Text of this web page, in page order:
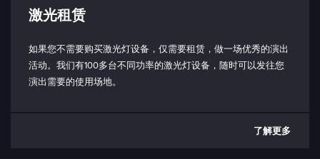
0.6 - 4 μs（取决于信号）
5 kΩ
连接电缆（激光头到控制箱）：
激光租赁
如果您不需要购买激光灯设备，仅需要租赁，做一场优秀的演出
活动。我们有100多台不同功率的激光灯设备，随时可以发往您
演出需要的使用场地。
了解更多